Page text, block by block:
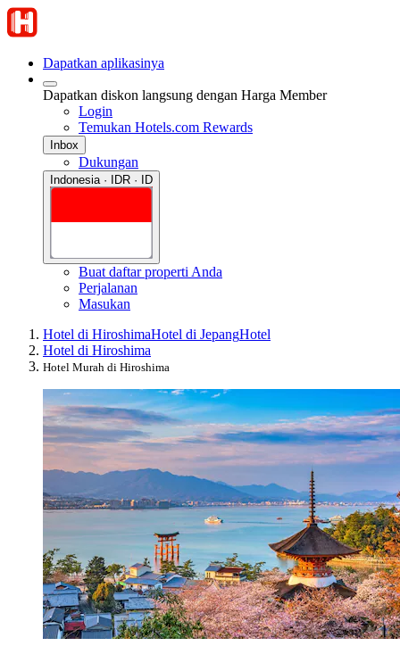
Dapatkan aplikasinya
Dapatkan diskon langsung dengan Harga Member
Login
Temukan Hotels.com Rewards
Inbox
Dukungan
Indonesia · IDR · ID
Buat daftar properti Anda
Perjalanan
Masukan
Hotel di HiroshimaHotel di JepangHotel
Hotel di Hiroshima
Hotel Murah di Hiroshima